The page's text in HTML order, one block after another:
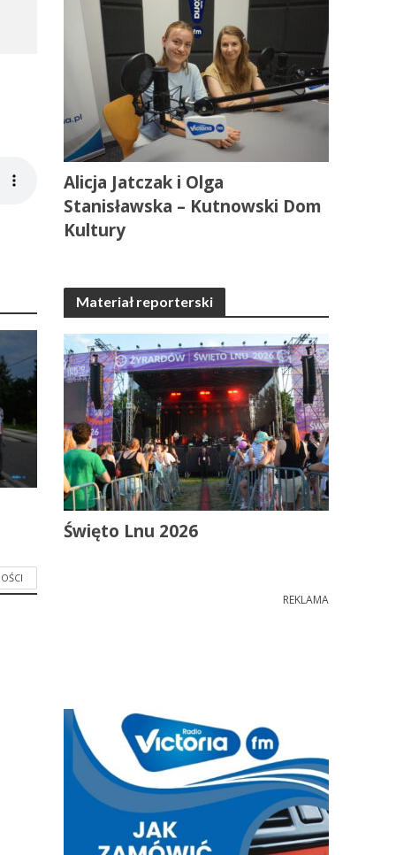
Alicja Jatczak i Olga
Stanisławska – Kutnowski Dom
Kultury
Materiał reporterski
Święto Lnu 2026
REKLAMA